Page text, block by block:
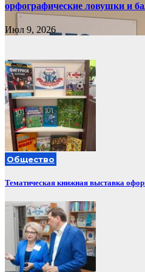
орфографические ловушки и
Июл 9, 2026
Общество
Тематическая книжная выставка